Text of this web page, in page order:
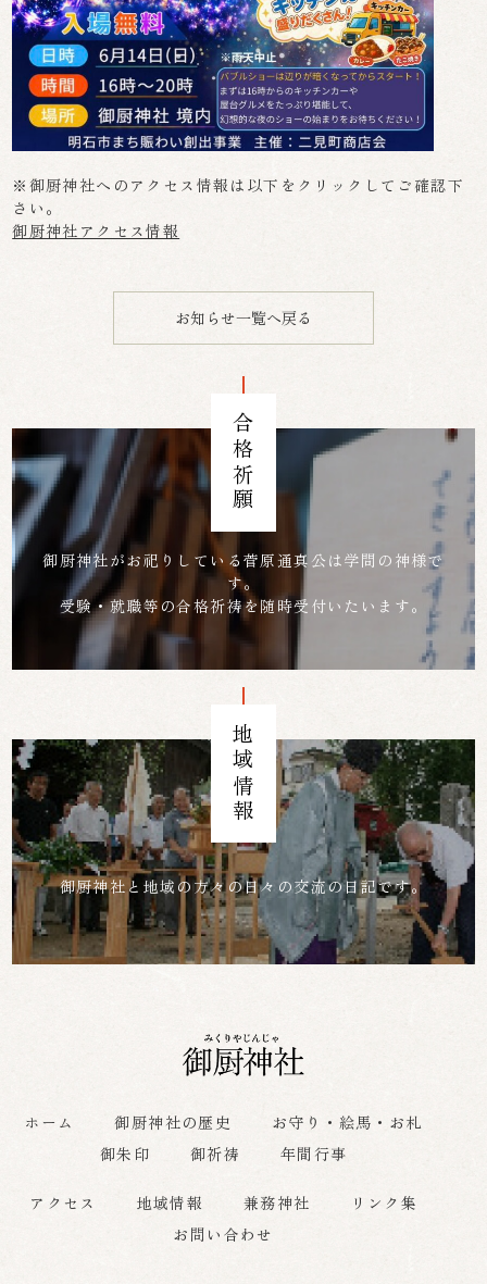
※御厨神社へのアクセス情報は以下をクリックしてご確認下
さい。
御厨神社アクセス情報
お知らせ一覧へ戻る
合格祈願
御厨神社がお祀りしている菅原通真公は学問の神様で
す。
受験・就職等の合格祈祷を随時受付いたいます。
地域情報
御厨神社と地域の方々の日々の交流の日記です。
ホーム 御厨神社の歴史
お守り・絵馬・お札
御朱印
御祈祷 年間行事
アクセス 地域情報 兼務神社
リンク集
お問い合わせ